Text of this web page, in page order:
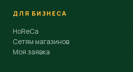
ДЛЯ БИЗНЕСА
HoReCa
Сетям магазинов
Моя заявка